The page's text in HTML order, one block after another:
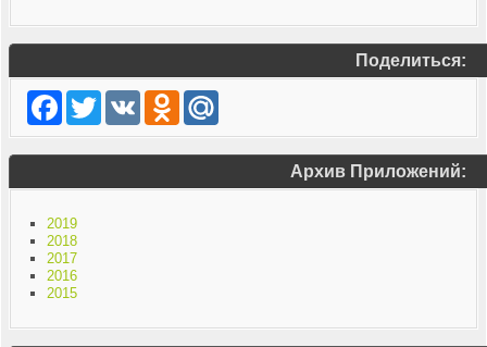
Поделиться:
Facebook
TwitterVK Odnoklassniki
Mail.Ru
Архив Приложений:
2019
2018
2017
2016
2015